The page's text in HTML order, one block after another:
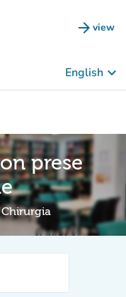
arrow_forward view
(new
English keyboard_arrow_down
prese